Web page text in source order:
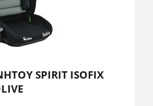
SPIRIT ISOFIX